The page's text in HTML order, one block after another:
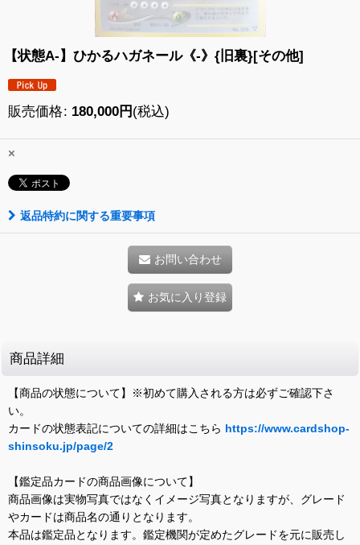
【状態A-】ひかるハガネール《-》{旧裏}[その他]
販売価格: 180,000円 (税込)
×
返品特約に関する重要事項
お問い合わせ
お気に入り登録
商品詳細
【商品の状態について】※初めて購入される方は必ずご確認下さ
い。
カードの状態表記についての詳細はこちら https://www.cardshop-
shinsoku.jp/page/2
【鑑定品カードの商品画像について】
商品画像は実物写真ではなくイメージ写真となりますが、グレード
やカードは商品名の通りとなります。
本品は鑑定品となります。鑑定機関が定めたグレードを元に販売し